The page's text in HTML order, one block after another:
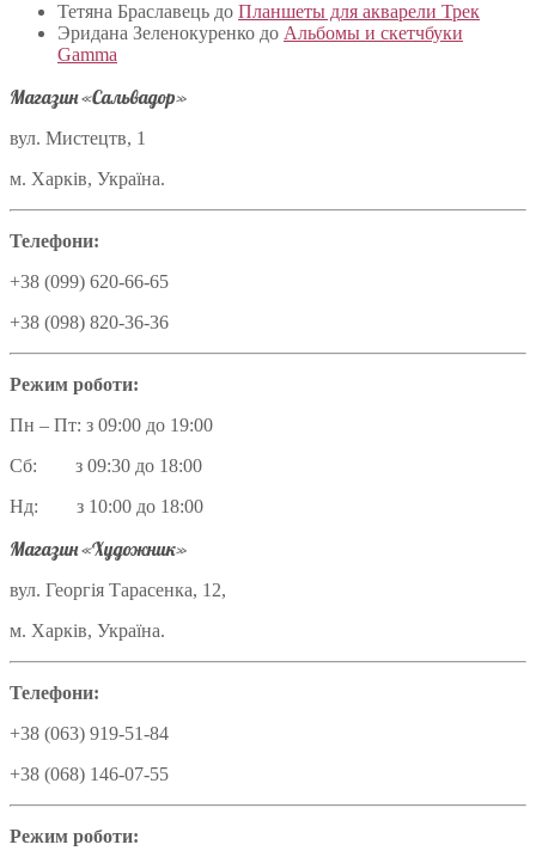
Тетяна Браславець до Планшеты для акварели Трек
Эридана Зеленокуренко до Альбомы и скетчбуки
Gamma
Магазин «Сальвадор»
вул. Мистецтв, 1
м. Харків, Україна.
Телефони:
+38 (099) 620-66-65
+38 (098) 820-36-36
Режим роботи:
Пн – Пт: з 09:00 до 19:00
Сб: з 09:30 до 18:00
Нд: з 10:00 до 18:00
Магазин «Художник»
вул. Георгія Тарасенка, 12,
м. Харків, Україна.
Телефони:
+38 (063) 919-51-84
+38 (068) 146-07-55
Режим роботи: